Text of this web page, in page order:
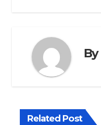
By
Related Post